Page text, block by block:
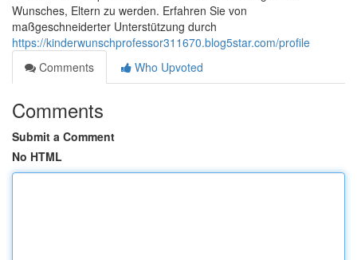
Wunsches, Eltern zu werden. Erfahren Sie von
maßgeschneiderter Unterstützung durch
https://kinderwunschprofessor311670.blog5star.com/profile
Comments
Who Upvoted
Comments
Submit a Comment
No HTML